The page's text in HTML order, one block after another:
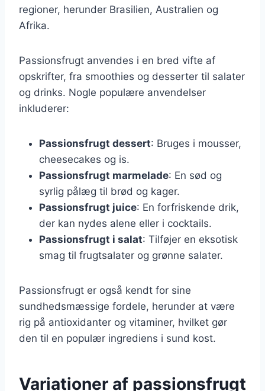
regioner, herunder Brasilien, Australien og
Afrika.
Passionsfrugt anvendes i en bred vifte af
opskrifter, fra smoothies og desserter til salater
og drinks. Nogle populære anvendelser
inkluderer:
Passionsfrugt dessert: Bruges i mousser,
cheesecakes og is.
Passionsfrugt marmelade: En sød og
syrlig pålæg til brød og kager.
Passionsfrugt juice: En forfriskende drik,
der kan nydes alene eller i cocktails.
Passionsfrugt i salat: Tilføjer en eksotisk
smag til frugtsalater og grønne salater.
Passionsfrugt er også kendt for sine
sundhedsmæssige fordele, herunder at være
rig på antioxidanter og vitaminer, hvilket gør
den til en populær ingrediens i sund kost.
Variationer af passionsfrugt